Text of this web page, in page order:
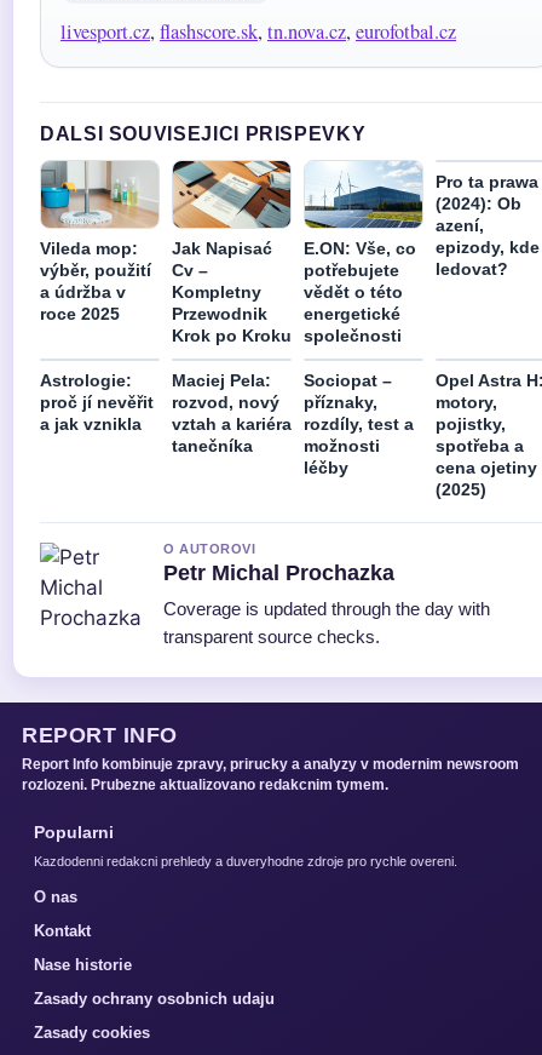
livesport.cz, flashscore.sk, tn.nova.cz, eurofotbal.cz
DALSI SOUVISEJICI PRISPEVKY
Vileda mop:
výběr, použití
a údržba v
roce 2025
Jak Napisać
Cv –
Kompletny
Przewodnik
Krok po Kroku
E.ON: Vše, co
potřebujete
vědět o této
energetické
společnosti
Pro ta prawa
(2024): Ob
azení,
epizody, kde
ledovat?
Astrologie:
proč jí nevěřit
a jak vznikla
Maciej Pela:
rozvod, nový
vztah a kariéra
tanečníka
Sociopat –
příznaky,
rozdíly, test a
možnosti
léčby
Opel Astra
motory,
pojistky,
spotřeba a
cena ojetiny
(2025)
O AUTOROVI
Petr Michal Prochazka
Coverage is updated through the day with
transparent source checks.
REPORT INFO
Report Info kombinuje zpravy, prirucky a analyzy v modernim newsroom
rozlozeni. Prubezne aktualizovano redakcnim tymem.
Popularni
Kazdodenni redakcni prehledy a duveryhodne zdroje pro rychle overeni.
O nas
Kontakt
Nase historie
Zasady ochrany osobnich udaju
Zasady cookies